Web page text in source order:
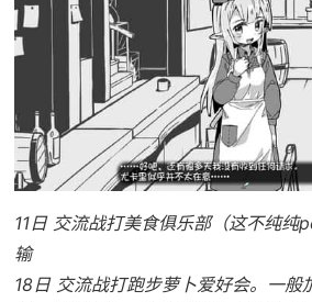
11日 交流战打美食俱乐部（这不纯纯
输
18日 交流战打跑步萝卜爱好会。一般